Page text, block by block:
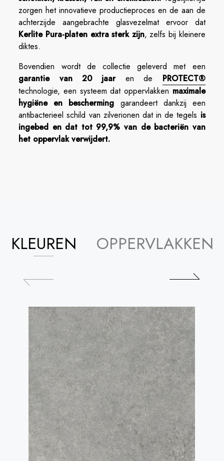
zorgen het innovatieve productieproces en de aan de
achterzijde aangebrachte glasvezelmat ervoor dat
Kerlite Pura-platen extra sterk zijn, zelfs bij kleinere
diktes.
Bovendien wordt de collectie geleverd met een
garantie van 20 jaaren de PROTECT®
technologie, een systeem dat oppervlakken maximale
hygiëne en bescherming garandeert dankzij een
antibacterieel schild van zilverionen dat in de tegels is
ingebed en dat tot 99,9% van de bacteriën van
het oppervlak verwijdert.
KLEUREN OPPERVLAKKEN